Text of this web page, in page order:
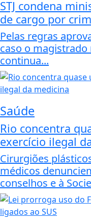
STJ condena
de cargo por
Pelas regras
caso o magistrado
continua...
Saúde
Rio concentra
exercício ilegal
Cirurgiões
médicos
conselhos e à